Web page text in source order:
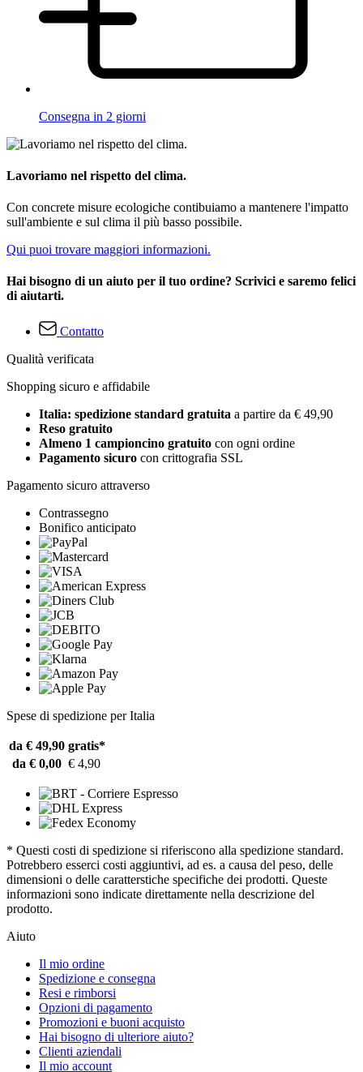
Consegna in 2 giorni
Lavoriamo nel rispetto del clima.
Con concrete misure ecologiche contibuiamo a mantenere l'impatto
sull'ambiente e sul clima il più basso possibile.
Qui puoi trovare maggiori informazioni.
Hai bisogno di un aiuto per il tuo ordine? Scrivici e saremo felici
di aiutarti.
Contatto
Qualità verificata
Shopping sicuro e affidabile
Italia: spedizione standard gratuita a partire da € 49,90
Reso gratuito
Almeno 1 campioncino gratuito con ogni ordine
Pagamento sicuro con crittografia SSL
Pagamento sicuro attraverso
Contrassegno
Bonifico anticipato
Spese di spedizione per Italia
da € 49,90 gratis*
da € 0,00 € 4,90
* Questi costi di spedizione si riferiscono alla spedizione standard.
Potrebbero esserci costi aggiuntivi, ad es. a causa del peso, delle
dimensioni o delle caratterstiche specifiche dei prodotti. Queste
informazioni sono indicate direttamente nella descrizione del
prodotto.
Aiuto
Il mio ordine
Spedizione e consegna
Resi e rimborsi
Opzioni di pagamento
Promozioni e buoni acquisto
Hai bisogno di ulteriore aiuto?
Clienti aziendali
Il mio account